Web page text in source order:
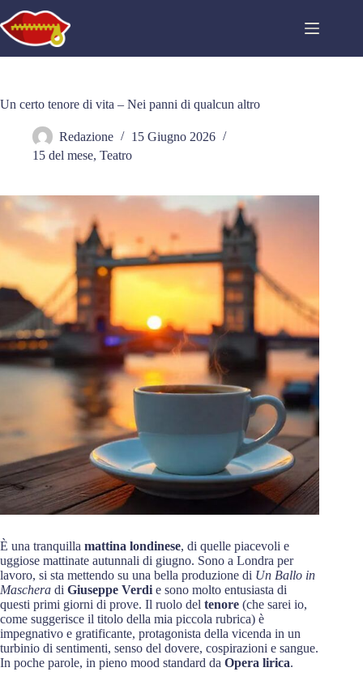
al
contenuto
Un certo tenore di vita – Nei panni di qualcun altro
Redazione
15 Giugno 2026
15 del mese, Teatro
È una tranquilla mattina londinese, di quelle piacevoli e
uggiose mattinate autunnali di giugno. Sono a Londra per
lavoro, si sta mettendo su una bella produzione di Un Ballo in
Maschera di Giuseppe Verdi e sono molto entusiasta di
questi primi giorni di prove. Il ruolo del tenore (che sarei io,
come suggerisce il titolo della mia piccola rubrica) è
impegnativo e gratificante, protagonista della vicenda in un
turbinio di sentimenti, senso del dovere, cospirazioni e sangue.
In poche parole, in pieno mood standard da Opera lirica.